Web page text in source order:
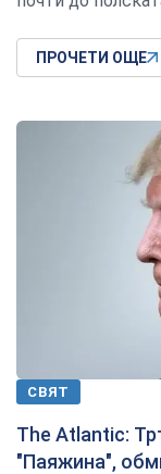
ПРОЧЕТИ ОЩЕ
СВЯТ
The Atlantic:
"Паяжина",